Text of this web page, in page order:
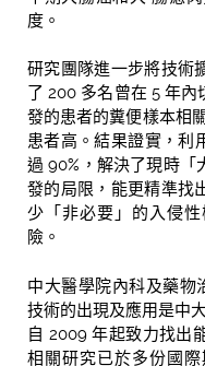
度。
研究團隊進一步將技術
了 200 多名曾在 5 年
發的患者的糞便樣本相
患者高。結果證實，利
過 90%，解決了現時「
發的局限，能更精準找
少「非必要」的入侵
險。
中大醫學院內科及藥物
技術的出現及應用是中
自 2009 年起致力找出
相關研究已於多份國